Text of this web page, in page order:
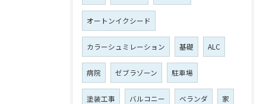
オートンイクシード
カラーシュミレーション 基礎 ALC
病院 ゼブラゾーン 駐車場
塗装工事 バルコニー ベランダ 家